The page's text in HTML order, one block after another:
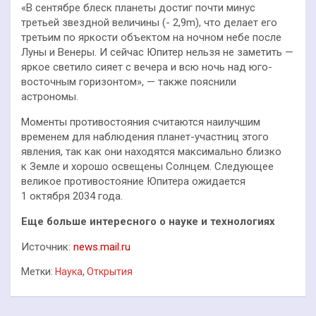
«В сентябре блеск планеты достиг почти минус
третьей звездной величины (- 2,9m), что делает его
третьим по яркости объектом на ночном небе после
Луны и Венеры. И сейчас Юпитер нельзя не заметить —
яркое светило сияет с вечера и всю ночь над юго-
восточным горизонтом», — также пояснили
астрономы.
Моменты противостояния считаются наилучшим
временем для наблюдения планет-участниц этого
явления, так как они находятся максимально близко
к Земле и хорошо освещены Солнцем. Следующее
великое противостояние Юпитера ожидается
1 октября 2034 года.
Еще больше интересного о науке и технологиях
Источник: news.mail.ru
Метки: Наука, Открытия